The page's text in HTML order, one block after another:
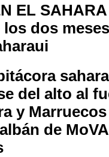
EL
los dos
del alto al
y
de